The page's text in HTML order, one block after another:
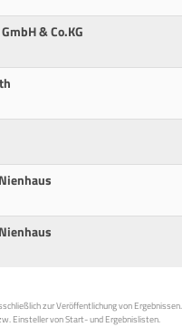
& Co.KG
zur Veröffentlichung von
Einsteller von Start- und Ergebnislisten.